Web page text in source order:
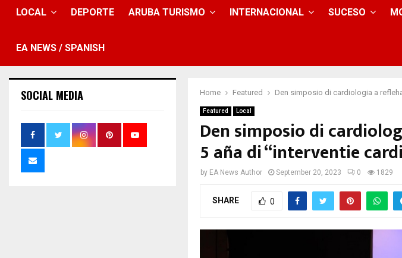
LOCAL DEPORTE ARUBA TURISMO INTERNACIONAL SUCESO
EA NEWS / SPANISH
Home Featured Den simposio di cardiologia a
Featured Local
Den simposio di
5 aña di “interventie
by EA News Author September 20, 2023 0 1829
SHARE 0
SOCIAL MEDIA